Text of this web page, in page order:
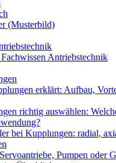
Antriebstechnik
erklärt: Aufbau,
richtig auswählen:
bei Kupplungen: radial,
Pumpen oder